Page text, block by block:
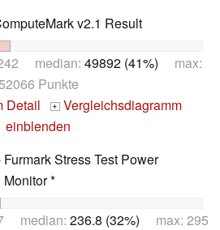
v2.1 Result
median: 49892 (41%) max:
Punkte
Detail + Vergleichsdiagramm
einblenden
Furmark Stress Test Power
*
median: 236.8 (32%) max: 295